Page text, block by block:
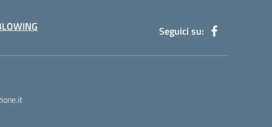
Seguici su: